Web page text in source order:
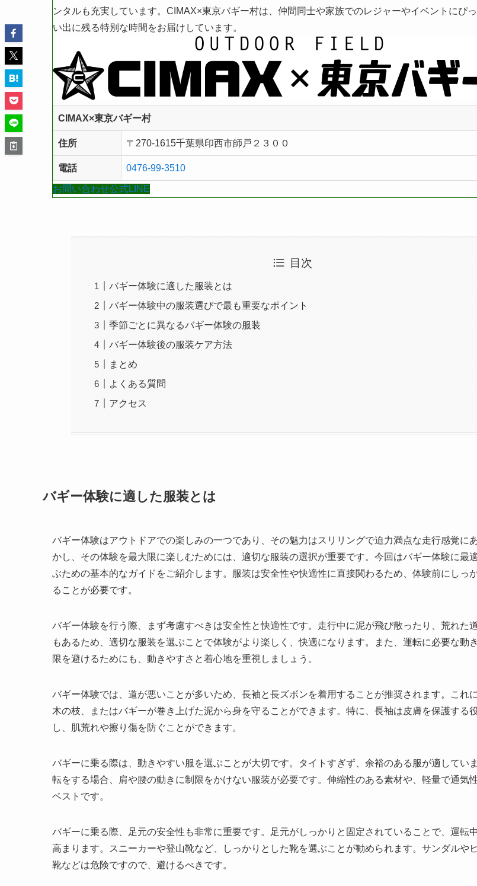
ンタルも充実しています。CIMAX×東京バギー村は、仲間同士や家族でのレジャーやイベントにぴ
い出に残る特別な時間をお届けしています。
CIMAX×東京バギー村
住所 〒270-1615千葉県印西市師戸２３００
電話 0476-99-3510
お問い合わせ公式LINE
目次
バギー体験に適した服装とは
バギー体験中の服装選びで最も重要なポイント
季節ごとに異なるバギー体験の服装
バギー体験後の服装ケア方法
まとめ
よくある質問
アクセス
バギー体験に適した服装とは
バギー体験はアウトドアでの楽しみの一つであり、その魅力はスリリングで迫力満点な走行感覚に
かし、その体験を最大限に楽しむためには、適切な服装の選択が重要です。今回はバギー体験に最
ぶための基本的なガイドをご紹介します。服装は安全性や快適性に直接関わるため、体験前にしっ
ることが必要です。
バギー体験を行う際、まず考慮すべきは安全性と快適性です。走行中に泥が飛び散ったり、荒れた
もあるため、適切な服装を選ぶことで体験がより楽しく、快適になります。また、運転に必要な動
限を避けるためにも、動きやすさと着心地を重視しましょう。
バギー体験では、道が悪いことが多いため、長袖と長ズボンを着用することが推奨されます。これ
木の枝、またはバギーが巻き上げた泥から身を守ることができます。特に、長袖は皮膚を保護する
し、肌荒れや擦り傷を防ぐことができます。
バギーに乗る際は、動きやすい服を選ぶことが大切です。タイトすぎず、余裕のある服が適してい
転をする場合、肩や腰の動きに制限をかけない服装が必要です。伸縮性のある素材や、軽量で通気
ベストです。
バギーに乗る際、足元の安全性も非常に重要です。足元がしっかりと固定されていることで、運転
高まります。スニーカーや登山靴など、しっかりとした靴を選ぶことが勧められます。サンダルや
靴などは危険ですので、避けるべきです。